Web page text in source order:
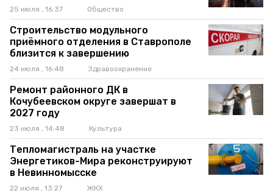
25 июля , 16:37 Общество
Строительство модульного
приёмного отделения в Ставрополе
близится к завершению
24 июля , 16:48 Здравоохранение
Ремонт районного ДК в
Кочубеевском округе завершат в
2027 году
23 июля , 14:48 Культура
Тепломагистраль на участке
Энергетиков-Мира реконструируют
в Невинномысске
22 июля , 13:27 ЖКХ